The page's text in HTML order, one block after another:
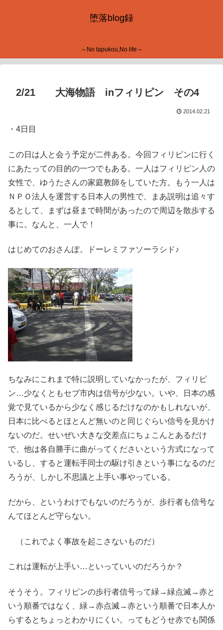
堕落blog録
～No tapukou,No life～
2/21 大海物語 inフィリピン その4
2014.02.21
・4日目
この日は人と会う予定が二件ある。今回フィリピンに行く
にあたっての目的の一つでもある。一人はフィリピン人の
女性で、ゆうたさんの家庭教師をしていた方。もう一人は
ＮＰＯ法人を運営する日本人の男性で、まあ説明は追々す
るとして、まずは昼まで時間があったので周辺を散歩する
事に。なんと、一人で！
はじめてのおさんぽ。ドーレミファソーラシド♪
ちなみにこれまで特に説明していなかったが、フィリピ
ン…少なくともセブ市内は信号が少ない。いや、日本の感
覚で見ているから少なく感じるだけなのかもしれないが、
日本に比べるとほとんど無いのと同じぐらい信号を見かけ
ないのだ。せいぜい大きな交差点にちょこんとあるだけ
で、他は各自勝手に曲がってくださいという方式になって
いるし、すると運転手同士の駆け引きという事になるのだ
ろうが、しかし不思議と上手い事やっている。
だから、というわけでもないのだろうが、歩行者も信号な
んてほとんど守らない。
（これでよく事故を起こさないものだ）
これは運転が上手い…といっていいのだろうか？
そうそう。フィリピンの歩行者信号って緑→緑点滅→赤と
いう順番ではなく、緑→赤点滅→赤という順番で日本人か
らするとちょっとわかりにくい。ってもどうせ赤でも関係